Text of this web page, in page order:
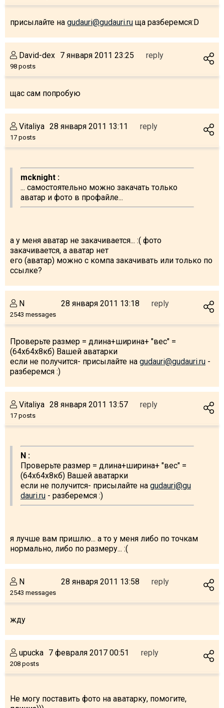
присылайте на gudauri@gudauri.ru ща разберемся:D
David-dex
98 posts
7 января 2011 23:25 reply
щас сам попробую
Vitaliya
17 posts
28 января 2011 13:11 reply
mcknight :
... самостоятельно можно закачать только
аватар и фото в профайле...
а у меня аватар не закачивается... :( фото
закачивается, а аватар нет
его (аватар) можно с компа закачивать или только по
ссылке?
N
2543 messages
28 января 2011 13:18 reply
Проверьте размер = длина+ширина+ "вес" =
(64x64x8кб) Вашей аватарки
если не получится- присылайте на gudauri@gudauri.ru -
разберемся :)
Vitaliya
17 posts
28 января 2011 13:57 reply
N :
Проверьте размер = длина+ширина+ "вес" =
(64x64x8кб) Вашей аватарки
если не получится- присылайте на gudauri@gu
dauri.ru - разберемся :)
я лучше вам пришлю... а то у меня либо по точкам
нормально, либо по размеру... :(
N
2543 messages
28 января 2011 13:58 reply
жду
upucka
208 posts
7 февраля 2017 00:51 reply
Не могу поставить фото на аватарку, помогите,